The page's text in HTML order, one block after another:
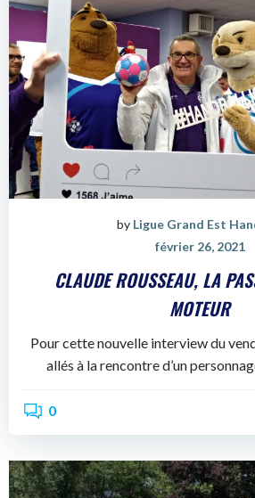
by Ligue Grand Est
février 26, 2021
CLAUDE ROUSSEAU, LA
MOTEUR
Pour cette nouvelle interview du
allés à la rencontre d’un
0